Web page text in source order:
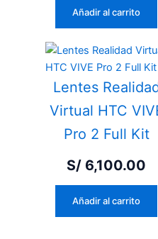
Añadir al carrito
Lentes
Virtual HTC
Pro 2 Full Kit
S/ 6,100.00
Añadir al carrito